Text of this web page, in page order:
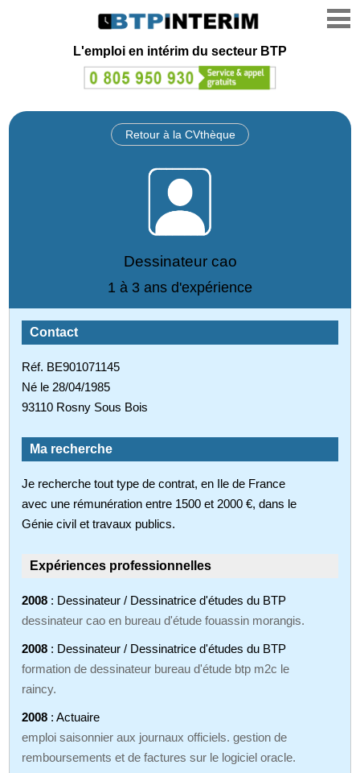
L'emploi en intérim du secteur BTP
Retour à la CVthèque
Dessinateur cao
1 à 3 ans d'expérience
Contact
Réf. BE901071145
Né le 28/04/1985
93110 Rosny Sous Bois
Ma recherche
Je recherche tout type de contrat, en Ile de France
avec une rémunération entre 1500 et 2000 €, dans le
Génie civil et travaux publics.
Expériences professionnelles
2008 : Dessinateur / Dessinatrice d'études du BTP
dessinateur cao en bureau d'étude fouassin morangis.
2008 : Dessinateur / Dessinatrice d'études du BTP
formation de dessinateur bureau d'étude btp m2c le
raincy.
2008 : Actuaire
emploi saisonnier aux journaux officiels. gestion de
remboursements et de factures sur le logiciel oracle.